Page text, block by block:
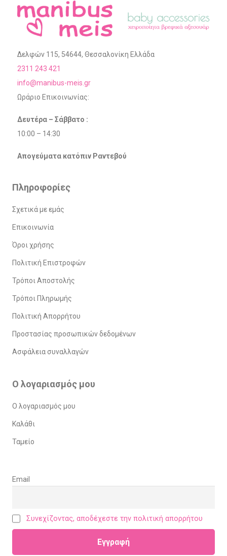
Δελφών 115, 54644, Θεσσαλονίκη Ελλάδα
2311 243 421
info@manibus-meis.gr
Ωράριο Επικοινωνίας:
Δευτέρα – Σάββατο :
10:00 – 14:30
Απογεύματα κατόπιν Ραντεβού
Πληροφορίες
Σχετικά με εμάς
Επικοινωνία
Όροι χρήσης
Πολιτική Επιστροφών
Τρόποι Αποστολής
Τρόποι Πληρωμής
Πολιτική Απορρήτου
Προστασίας προσωπικών δεδομένων
Ασφάλεια συναλλαγών
Ο λογαριασμός μου
Ο λογαριασμός μου
Καλάθι
Ταμείο
Email
Συνεχίζοντας, αποδέχεστε την πολιτική απορρήτου